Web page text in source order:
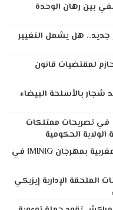
بين رهان الوحدة
جديد.. هل يشمل التغيير
لمقتضيات قانون
بالأسلحة البيضاء
في تصريحات ممتلكات
الولاية الحكومية
أكادير تحتفي بقرن من الهجرة المغربية بمهرجان IMINIG في
الإدارية إيزيكي